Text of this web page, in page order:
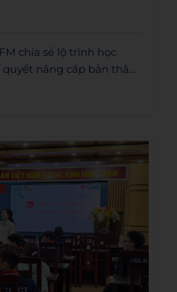
chia sẻ lộ trình học
nâng cấp bản thân
biệt cho sinh viên UFM